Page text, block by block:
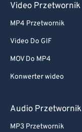
Video Przetwornik
MP4 Przetwornik
Video Do GIF
MOV Do MP4
Konwerter wideo
Audio Przetwornik
MP3 Przetwornik